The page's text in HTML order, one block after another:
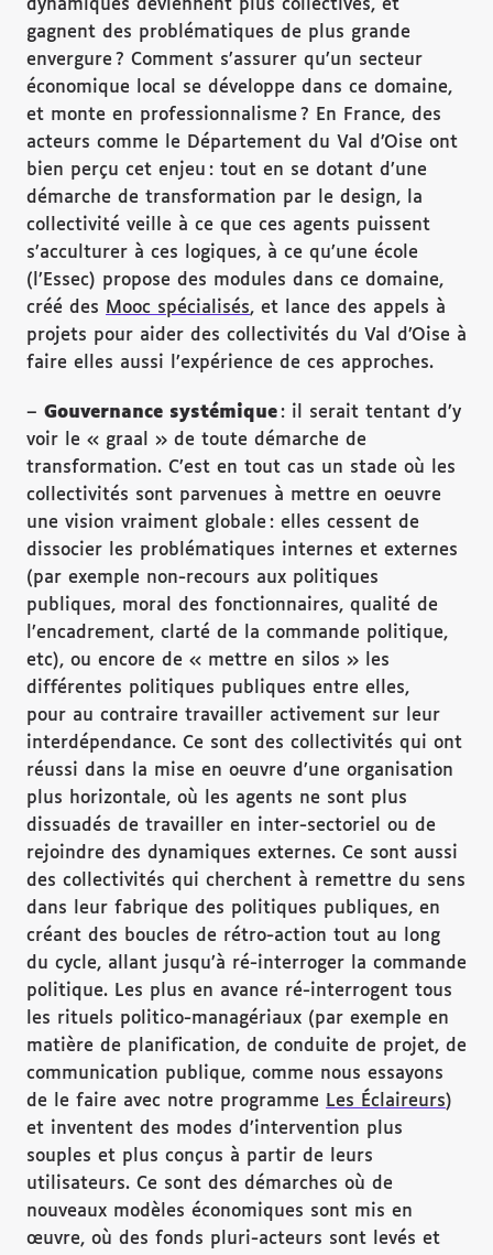
dynamiques deviennent plus collectives, et
gagnent des problématiques de plus grande
envergure ? Comment s’assurer qu’un secteur
économique local se développe dans ce domaine,
et monte en professionnalisme ? En France, des
acteurs comme le Département du Val d’Oise ont
bien perçu cet enjeu : tout en se dotant d’une
démarche de transformation par le design, la
collectivité veille à ce que ces agents puissent
s’acculturer à ces logiques, à ce qu’une école
(l’Essec) propose des modules dans ce domaine,
créé des Mooc spécialisés, et lance des appels à
projets pour aider des collectivités du Val d’Oise à
faire elles aussi l’expérience de ces approches.
– Gouvernance systémique: il serait tentant d’y
voir le « graal » de toute démarche de
transformation. C’est en tout cas un stade où les
collectivités sont parvenues à mettre en oeuvre
une vision vraiment globale : elles cessent de
dissocier les problématiques internes et externes
(par exemple non-recours aux politiques
publiques, moral des fonctionnaires, qualité de
l’encadrement, clarté de la commande politique,
etc), ou encore de « mettre en silos » les
différentes politiques publiques entre elles,
pour au contraire travailler activement sur leur
interdépendance. Ce sont des collectivités qui ont
réussi dans la mise en oeuvre d’une organisation
plus horizontale, où les agents ne sont plus
dissuadés de travailler en inter-sectoriel ou de
rejoindre des dynamiques externes. Ce sont aussi
des collectivités qui cherchent à remettre du sens
dans leur fabrique des politiques publiques, en
créant des boucles de rétro-action tout au long
du cycle, allant jusqu’à ré-interroger la commande
politique. Les plus en avance ré-interrogent tous
les rituels politico-managériaux (par exemple en
matière de planification, de conduite de projet, de
communication publique, comme nous essayons
de le faire avec notre programme Les Éclaireurs)
et inventent des modes d’intervention plus
souples et plus conçus à partir de leurs
utilisateurs. Ce sont des démarches où de
nouveaux modèles économiques sont mis en
œuvre, où des fonds pluri-acteurs sont levés et